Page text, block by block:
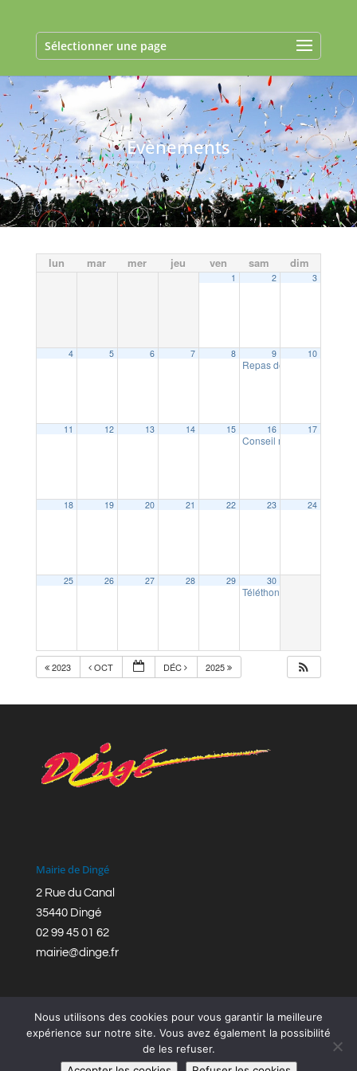
Sélectionner une page
Evènements
lun mar mer jeu ven sam dim
1 2 3
4 5 6 7 8 9
Repas des Aînés
10
11 12 13 14 15 16
Conseil municipal des
17
18 19 20 21 22 23 24
25 26 27 28 29 30
Téléthon Dingé
2023 OCT DÉC 2025
Mairie de Dingé
2 Rue du Canal
35440 Dingé
02 99 45 01 62
mairie@dinge.fr
Réalisation © Mairie de Dingé,Bretagne Romantique
Nous utilisons des cookies pour vous garantir la meilleure
expérience sur notre site. Vous avez également la possibilité
de les refuser.